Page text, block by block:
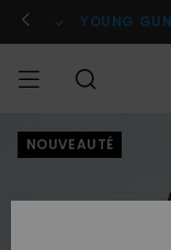
l'information
le
Se connecter /
YOUNG
HOMME
NOUVEAUTÉ